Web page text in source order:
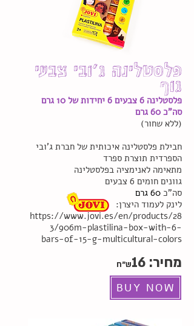
פלסטלינה ג'ובי צבעי
גוף
סה"כ 60 גרם
(ללא שחור)
חבילת פלסטלינה איכותית של חברת ג'ובי
הספרדית תוצרת ספרד
מתאימה לאנימציה בפלסטלינה
גוונים חומים 6 צבעים
סה"כ 60 גרם
:לינק לעמוד היצרן
https://www.jovi.es/en/products/28
3/906m-plastilina-box-with-6-
bars-of-15-g-multicultural-colors
מחיר: 16ש"ח
BUY NOW